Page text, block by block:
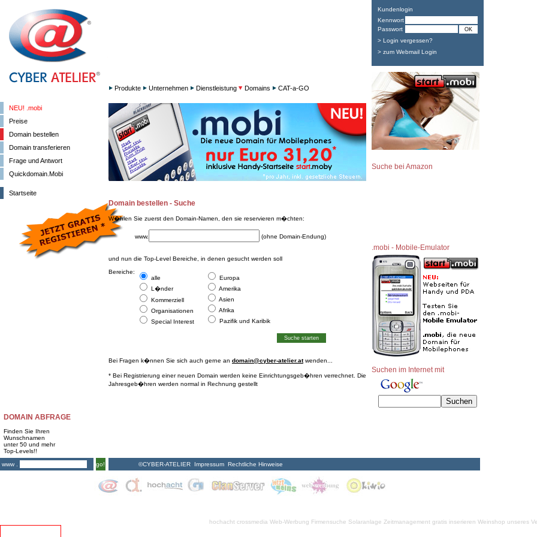
NEU! .mobi
Preise
Domain bestellen
Domain transferieren
Frage und Antwort
Quickdomain.Mobi
Startseite
DOMAIN ABFRAGE
Finden Sie Ihren
Wunschnamen
unter 50 und mehr
Top-Levels!!
www .
go!
Produkte Unternehmen Dienstleistung Domains CAT-a-GO
Domain bestellen - Suche
W�hlen Sie zuerst den Domain-Namen, den sie reservieren m�chten:
www. (ohne Domain-Endung)
und nun die Top-Level Bereiche, in denen gesucht werden soll
Bereiche:
alle
L�nder
Kommerziell
Organisationen
Special Interest
Europa
Amerika
Asien
Afrika
Pazifik und Karibik
Bei Fragen k�nnen Sie sich auch gerne an domain@cyber-atelier.atwenden...
* Bei Registrierung einer neuen Domain werden keine Einrichtungsgeb�hren verrechnet. Die
Jahresgeb�hren werden normal in Rechnung gestellt
©CYBER-ATELIER Impressum Rechtliche Hinweise
Kundenlogin
Kennwort
Passwort
> Login vergessen?
> zum Webmail Login
Suche bei Amazon
.mobi - Mobile-Emulator
Suchen im Internet mit
hochacht crossmedia Web-Werbung Firmensuche Solaranlage Zeitmanagement gratis inserieren Weinshop unseres